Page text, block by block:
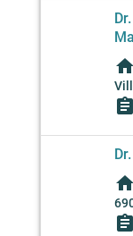
home
assignment
home
assignment